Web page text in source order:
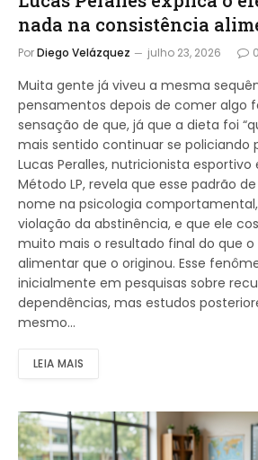
nada na consistência
PorDiego Velázquez julho 23, 2026 0
Muita gente já viveu a mesma
pensamentos depois de comer algo
sensação de que, já que a dieta foi
mais sentido continuar se policiando
Lucas Peralles, nutricionista
Método LP, revela que esse padrão
nome na psicologia
violação da abstinência, e que ele
muito mais o resultado final do que o
alimentar que o originou. Esse
inicialmente em pesquisas sobre
dependências, mas estudos
mesmo…
LEIA MAIS